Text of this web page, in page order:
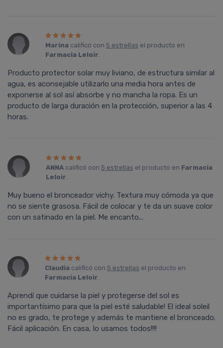
Marina calificó con 5 estrellas el producto en
Farmacia Leloir.
Producto protector solar muy liviano, de estructura similar al
agua, es aconsejable utilizarlo una media hora antes de
exponerse al sol así absorbe y no mancha la ropa. Es un
producto de larga duración en la protección, superior a las 4
horas.
ANNAcalificó con 5 estrellas el producto en Farmacia
Leloir.
Muy bueno el bronceador vichy. Textura muy cómoda ya que
no se siente grasosa. Fácil de colocar y te da un suave color
con un satinado en la piel. Me encanto...
Claudia calificó con 5 estrellas el producto en
Farmacia Leloir.
Aprendí que cuidarse la piel y protegerse del sol es
importantísimo para que la piel esté saludable! El ideal soleil
no es grado, te protege y además te mantiene el bronceado.
Fácil aplicación. En casa, lo usamos todos!!!!